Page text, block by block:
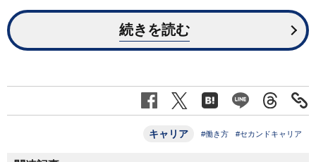
続きを読む
キャリア #働き方 #セカンドキャリア